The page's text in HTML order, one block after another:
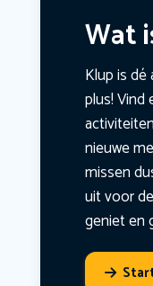
Wat
Klup is
plus! Vind
nieuwe
missen
uit voor
geniet en